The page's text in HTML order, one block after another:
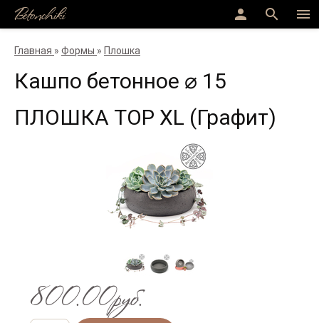
menu
search
person
Betonchiki
Главная » Формы » Плошка
Кашпо бетонное ⌀ 15
ПЛОШКА ТОР XL (Графит)
800.00руб.